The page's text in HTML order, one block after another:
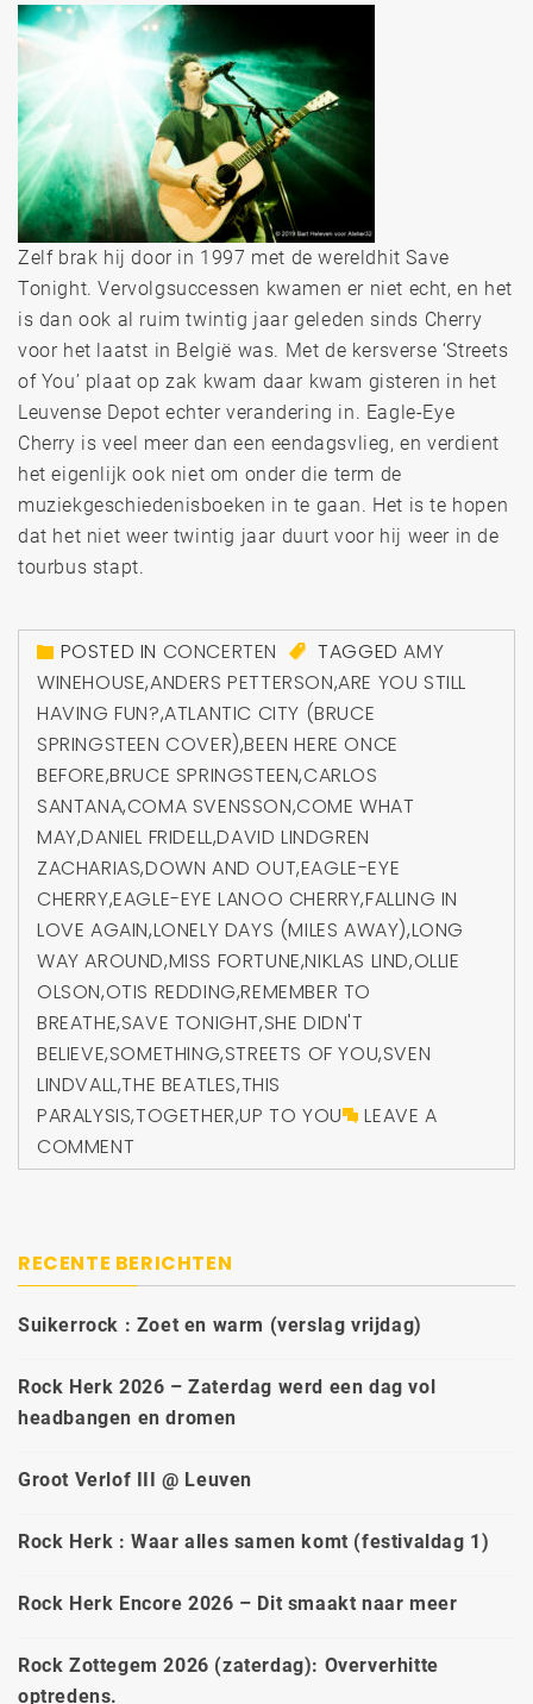
Zelf brak hij door in 1997 met de wereldhit Save
Tonight. Vervolgsuccessen kwamen er niet echt, en het
is dan ook al ruim twintig jaar geleden sinds Cherry
voor het laatst in België was. Met de kersverse ‘Streets
of You’ plaat op zak kwam daar kwam gisteren in het
Leuvense Depot echter verandering in. Eagle-Eye
Cherry is veel meer dan een eendagsvlieg, en verdient
het eigenlijk ook niet om onder die term de
muziekgeschiedenisboeken in te gaan. Het is te hopen
dat het niet weer twintig jaar duurt voor hij weer in de
tourbus stapt.
POSTED IN CONCERTEN TAGGEDAMY
WINEHOUSE,ANDERS PETTERSON,ARE YOU STILL
HAVING FUN?,ATLANTIC CITY (BRUCE
SPRINGSTEEN COVER),BEEN HERE ONCE
BEFORE,BRUCE SPRINGSTEEN,CARLOS
SANTANA,COMA SVENSSON,COME WHAT
MAY,DANIEL FRIDELL,DAVID LINDGREN
ZACHARIAS,DOWN AND OUT,EAGLE-EYE
CHERRY,EAGLE-EYE LANOO CHERRY,FALLING IN
LOVE AGAIN,LONELY DAYS (MILES AWAY),LONG
WAY AROUND,MISS FORTUNE,NIKLAS LIND,OLLIE
OLSON,OTIS REDDING,REMEMBER TO
BREATHE,SAVE TONIGHT,SHE DIDN'T
BELIEVE,SOMETHING,STREETS OF YOU,SVEN
LINDVALL,THE BEATLES,THIS
PARALYSIS,TOGETHER,UP TO YOU
LEAVE A
COMMENT
RECENTE BERICHTEN
Suikerrock : Zoet en warm (verslag vrijdag)
Rock Herk 2026 – Zaterdag werd een dag vol
headbangen en dromen
Groot Verlof III @ Leuven
Rock Herk : Waar alles samen komt (festivaldag 1)
Rock Herk Encore 2026 – Dit smaakt naar meer
Rock Zottegem 2026 (zaterdag): Oververhitte
optredens.